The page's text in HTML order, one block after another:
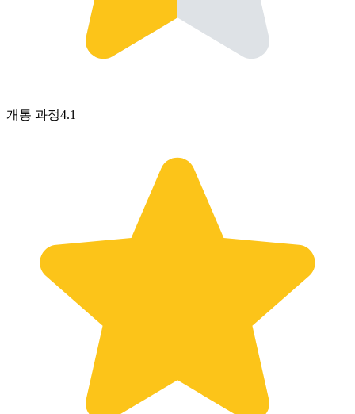
개통 과정4.1